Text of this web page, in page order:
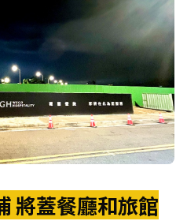
將蓋餐廳和旅館